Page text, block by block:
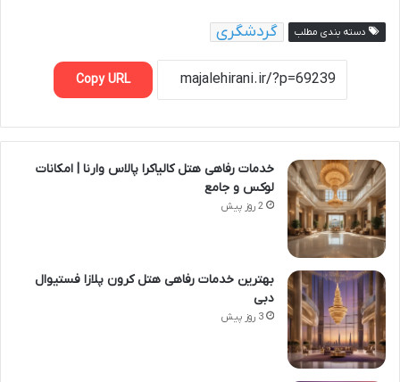
دسته بندی مطلب گردشگری
Copy URL
خدمات رفاهی هتل کالیاکرا پالاس وارنا | امکانات
لوکس و جامع
2 روز پیش
بهترین خدمات رفاهی هتل کرون پلازا فستیوال
دبی
3 روز پیش